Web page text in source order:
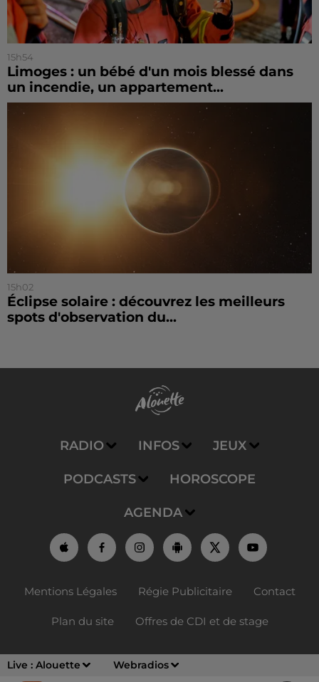
Live : Alouette Webradios
15h54
Limoges : un bébé d'un mois blessé dans
un incendie, un appartement...
15h02
Éclipse solaire : découvrez les meilleurs
spots d'observation du...
RADIO INFOS JEUX
PODCASTS HOROSCOPE
AGENDA
Mentions Légales Régie Publicitaire Contact
Plan du site Offres de CDI et de stage